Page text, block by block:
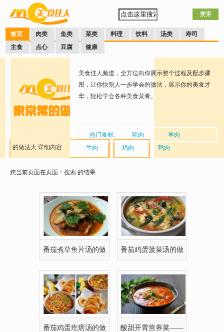
首页 肉类 鱼类 菜类 料理 饮料 汤类
寿司
主食
点心 豆腐 健康
详细内容…
的做法大
全
美食佳人频道，全方位向你展示整个过程及配步骤
图，让你快别人一步学会的做法，展示你的美食才
华，轻松学会各种美食菜肴。
热门食材: 猪肉
羊肉
牛肉
鸡肉 鸭肉
您当前页面在页面：搜索 的结果
番茄煮草鱼片汤的做 番茄鸡蛋菠菜汤的做
番茄鸡蛋疙瘩汤的做 酸甜开胃营养菜——